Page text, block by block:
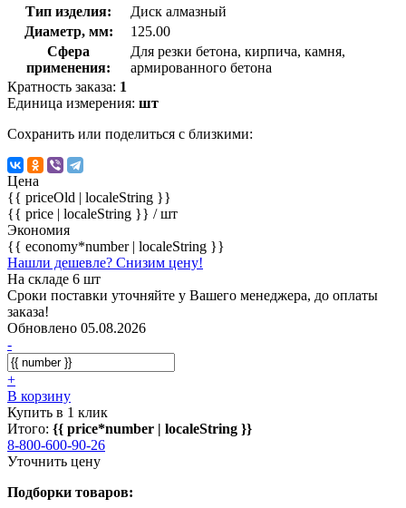
Тип изделия:
Диск алмазный
Диаметр, мм:
125.00
Сфера
применения:
Для резки бетона, кирпича, камня,
армированного бетона
Кратность заказа: 1
Единица измерения: шт
Сохранить или поделиться с близкими:
Цена
{{ priceOld | localeString }}
{{ price | localeString }} / шт
Экономия
{{ economy*number | localeString }}
Нашли дешевле? Снизим цену!
На складе 6 шт
Сроки поставки уточняйте у Вашего менеджера, до оплаты
заказа!
Обновлено 05.08.2026
-
+
В корзину
Купить в 1 клик
Итого: {{ price*number | localeString }}
8-800-600-90-26
Уточнить цену
Подборки товаров: